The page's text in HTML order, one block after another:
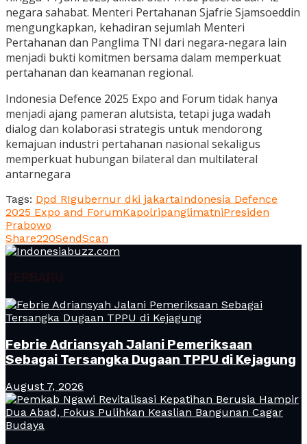
negara sahabat. Menteri Pertahanan Sjafrie Sjamsoeddin
mengungkapkan, kehadiran sejumlah Menteri
Pertahanan dan Panglima TNI dari negara-negara lain
menjadi bukti komitmen bersama dalam memperkuat
pertahanan dan keamanan regional.
Indonesia Defence 2025 Expo and Forum tidak hanya
menjadi ajang pameran alutsista, tetapi juga wadah
dialog dan kolaborasi strategis untuk mendorong
kemajuan industri pertahanan nasional sekaligus
memperkuat hubungan bilateral dan multilateral
antarnegara
Tags: Dpd RIgubernur dki jakartaIndonesia Defence
2025 Expo and ForumKapolripanglimatniPresiden
Prabowo
Share220SendScan
TERBARU
Febrie Adriansyah Jalani Pemeriksaan
Sebagai Tersangka Dugaan TPPU di Kejagung
August 7, 2026